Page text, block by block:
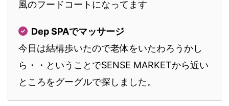
風のフードコートになってます
Dep SPAでマッサージ
今日は結構歩いたので老体をいたわろうかし
ら・・ということでSENSE MARKETから近い
ところをグーグルで探しました。